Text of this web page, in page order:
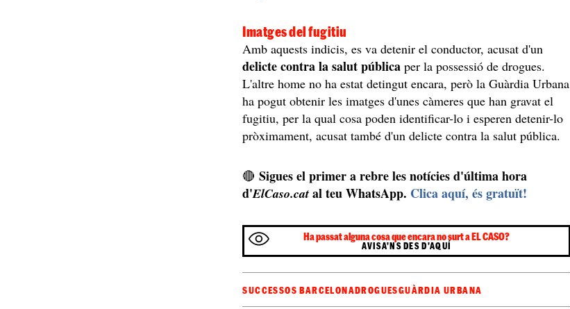
Imatges del fugitiu
Amb aquests indicis, es va detenir el conductor, acusat d'un
delicte contra la salut pública per la possessió de drogues.
L'altre home no ha estat detingut encara, però la Guàrdia Urbana
ha pogut obtenir les imatges d'unes càmeres que han gravat el
fugitiu, per la qual cosa poden identificar-lo i esperen detenir-lo
pròximament, acusat també d'un delicte contra la salut pública.
🔴Sigues el primer a rebre les notícies d'última hora
d'ElCaso.cat al teu WhatsApp. Clica aquí, és gratuït!
Ha passat alguna cosa que encara no surt a EL CASO?
AVISA'NS DES D'AQUÍ
SUCCESSOS BARCELONADROGUESGUÀRDIA URBANA